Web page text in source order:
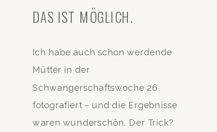
DAS IST MÖGLICH.
Ich habe auch schon werdende
Mütter in der
Schwangerschaftswoche 26
fotografiert – und die Ergebnisse
waren wunderschön. Der Trick?